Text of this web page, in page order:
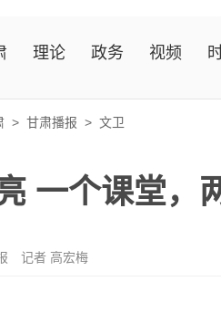
理论 政务 视频
> 甘肃播报 > 文卫
一个课堂，
记者 高宏梅